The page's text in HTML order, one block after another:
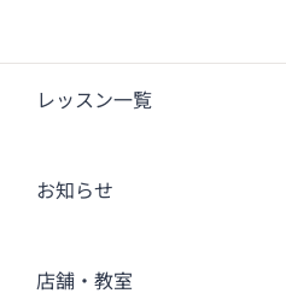
レッスン一覧
お知らせ
店舗・教室